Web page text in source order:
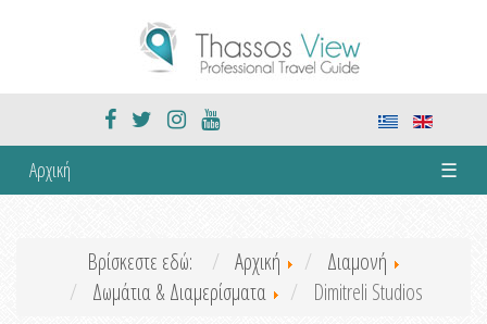
Αρχική ☰
Βρίσκεστε εδώ: Αρχική
Διαμονή
Δωμάτια & Διαμερίσματα
Dimitreli Studios